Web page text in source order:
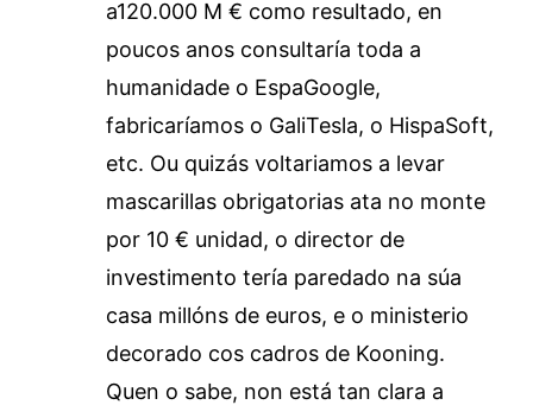
a120.000 M € como resultado, en
poucos anos consultaría toda a
humanidade o EspaGoogle,
fabricaríamos o GaliTesla, o HispaSoft,
etc. Ou quizás voltariamos a levar
mascarillas obrigatorias ata no monte
por 10 € unidad, o director de
investimento tería paredado na súa
casa millóns de euros, e o ministerio
decorado cos cadros de Kooning.
Quen o sabe, non está tan clara a